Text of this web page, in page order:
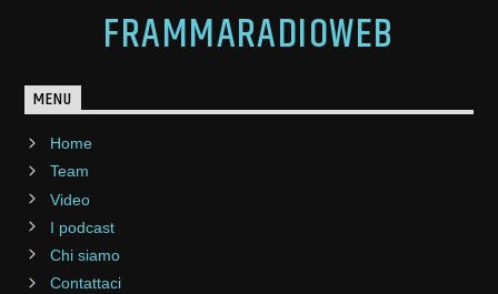
FRAMMARADIOWEB
MENU
Home
Team
Video
I podcast
Chi siamo
Contattaci